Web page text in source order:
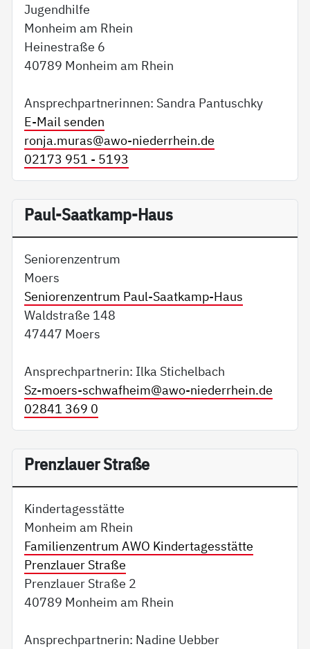
Jugendhilfe
Monheim am Rhein
Heinestraße 6
40789 Monheim am Rhein
Ansprechpartnerinnen: Sandra Pantuschky
E-Mail senden
ronja.muras@awo-niederrhein.de
02173 951 - 5193
Paul-Saatkamp-Haus
Seniorenzentrum
Moers
Seniorenzentrum Paul-Saatkamp-Haus
Waldstraße 148
47447 Moers
Ansprechpartnerin: Ilka Stichelbach
Sz-moers-schwafheim@awo-niederrhein.de
02841 369 0
Prenzlauer Straße
Kindertagesstätte
Monheim am Rhein
Familienzentrum AWO Kindertagesstätte
Prenzlauer Straße
Prenzlauer Straße 2
40789 Monheim am Rhein
Ansprechpartnerin: Nadine Uebber